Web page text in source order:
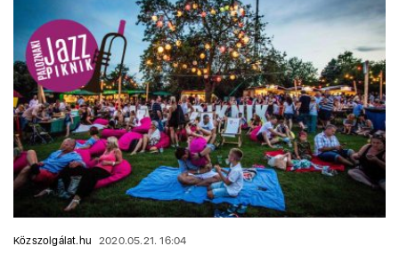
Közszolgálat.hu 2020.05.21. 16:04